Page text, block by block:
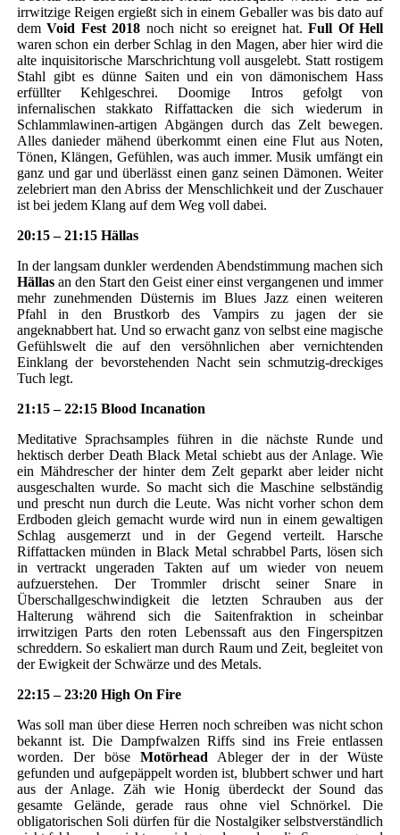
irrwitzige Reigen ergießt sich in einem Geballer was bis dato auf
demVoid Fest 2018 noch nicht so ereignet hat.Full Of Hell
waren schon ein derber Schlag in den Magen, aber hier wird die
alte inquisitorische Marschrichtung voll ausgelebt. Statt rostigem
Stahl gibt es dünne Saiten und ein von dämonischem Hass
erfüllter Kehlgeschrei. Doomige Intros gefolgt von
infernalischen stakkato Riffattacken die sich wiederum in
Schlammlawinen-artigen Abgängen durch das Zelt bewegen.
Alles danieder mähend überkommt einen eine Flut aus Noten,
Tönen, Klängen, Gefühlen, was auch immer. Musik umfängt ein
ganz und gar und überlässt einen ganz seinen Dämonen. Weiter
zelebriert man den Abriss der Menschlichkeit und der Zuschauer
ist bei jedem Klang auf dem Weg voll dabei.
20:15 – 21:15 Hällas
In der langsam dunkler werdenden Abendstimmung machen sich
Hällasan den Start den Geist einer einst vergangenen und immer
mehr zunehmenden Düsternis im Blues Jazz einen weiteren
Pfahl in den Brustkorb des Vampirs zu jagen der sie
angeknabbert hat. Und so erwacht ganz von selbst eine magische
Gefühlswelt die auf den versöhnlichen aber vernichtenden
Einklang der bevorstehenden Nacht sein schmutzig-dreckiges
Tuch legt.
21:15 – 22:15 Blood Incanation
Meditative Sprachsamples führen in die nächste Runde und
hektisch derber Death Black Metal schiebt aus der Anlage. Wie
ein Mähdrescher der hinter dem Zelt geparkt aber leider nicht
ausgeschalten wurde. So macht sich die Maschine selbständig
und prescht nun durch die Leute. Was nicht vorher schon dem
Erdboden gleich gemacht wurde wird nun in einem gewaltigen
Schlag ausgemerzt und in der Gegend verteilt. Harsche
Riffattacken münden in Black Metal schrabbel Parts, lösen sich
in vertrackt ungeraden Takten auf um wieder von neuem
aufzuerstehen. Der Trommler drischt seiner Snare in
Überschallgeschwindigkeit die letzten Schrauben aus der
Halterung während sich die Saitenfraktion in scheinbar
irrwitzigen Parts den roten Lebenssaft aus den Fingerspitzen
schreddern. So eskaliert man durch Raum und Zeit, begleitet von
der Ewigkeit der Schwärze und des Metals.
22:15 – 23:20 High On Fire
Was soll man über diese Herren noch schreiben was nicht schon
bekannt ist. Die Dampfwalzen Riffs sind ins Freie entlassen
worden. Der böse Motörhead Ableger der in der Wüste
gefunden und aufgepäppelt worden ist, blubbert schwer und hart
aus der Anlage. Zäh wie Honig überdeckt der Sound das
gesamte Gelände, gerade raus ohne viel Schnörkel. Die
obligatorischen Soli dürfen für die Nostalgiker selbstverständlich